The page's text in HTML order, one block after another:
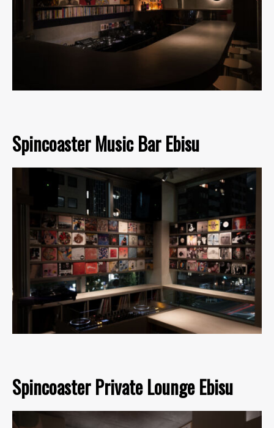
Spincoaster Music Bar Ebisu
Spincoaster Private Lounge Ebisu